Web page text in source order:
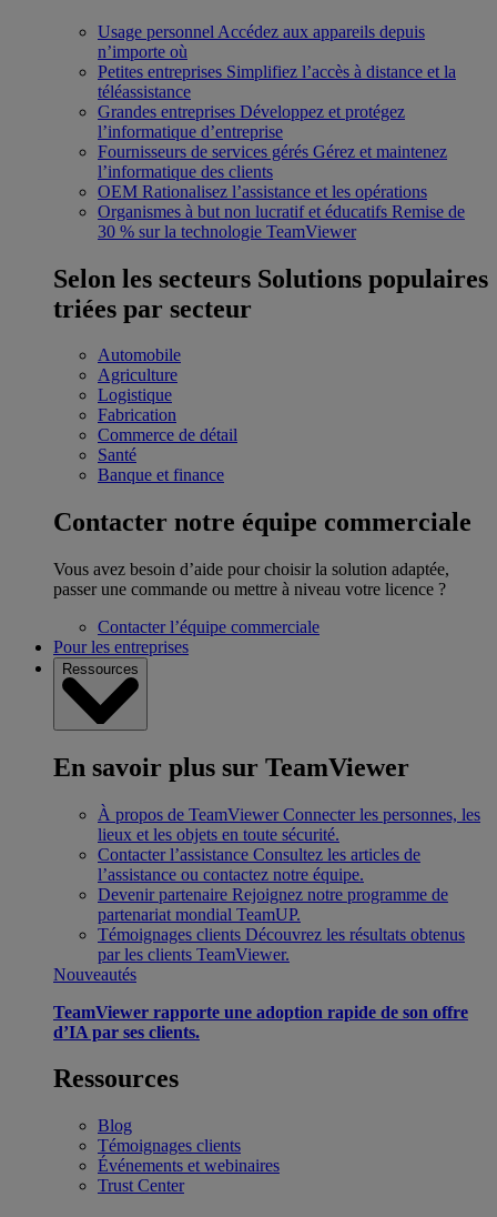
Usage personnel Accédez aux appareils depuis
n’importe où
Petites entreprises Simplifiez l’accès à distance et la
téléassistance
Grandes entreprises Développez et protégez
l’informatique d’entreprise
Fournisseurs de services gérés Gérez et maintenez
l’informatique des clients
OEM Rationalisez l’assistance et les opérations
Organismes à but non lucratif et éducatifs Remise de
30 % sur la technologie TeamViewer
Selon les secteurs Solutions populaires
triées par secteur
Automobile
Agriculture
Logistique
Fabrication
Commerce de détail
Santé
Banque et finance
Contacter notre équipe commerciale
Vous avez besoin d’aide pour choisir la solution adaptée,
passer une commande ou mettre à niveau votre licence ?
Contacter l’équipe commerciale
Pour les entreprises
Ressources
En savoir plus sur TeamViewer
À propos de TeamViewer Connecter les personnes, les
lieux et les objets en toute sécurité.
Contacter l’assistance Consultez les articles de
l’assistance ou contactez notre équipe.
Devenir partenaire Rejoignez notre programme de
partenariat mondial TeamUP.
Témoignages clients Découvrez les résultats obtenus
par les clients TeamViewer.
Nouveautés
TeamViewer rapporte une adoption rapide de son offre
d’IA par ses clients.
Ressources
Blog
Témoignages clients
Événements et webinaires
Trust Center